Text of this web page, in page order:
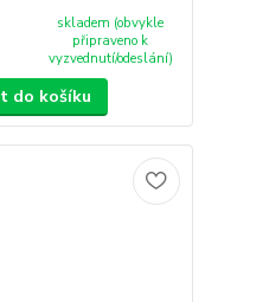
skladem (obvykle
připraveno k
vyzvednutí/odeslání)
do košíku